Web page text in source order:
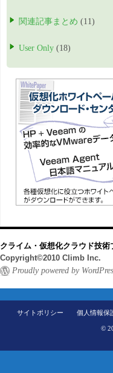
関連記事まとめ (11)
User Only (18)
クライム・仮想化クラウド技術
Copyright©2010 Climb Inc.
Proudly powered by
サイトポリシー 個人情報保
©